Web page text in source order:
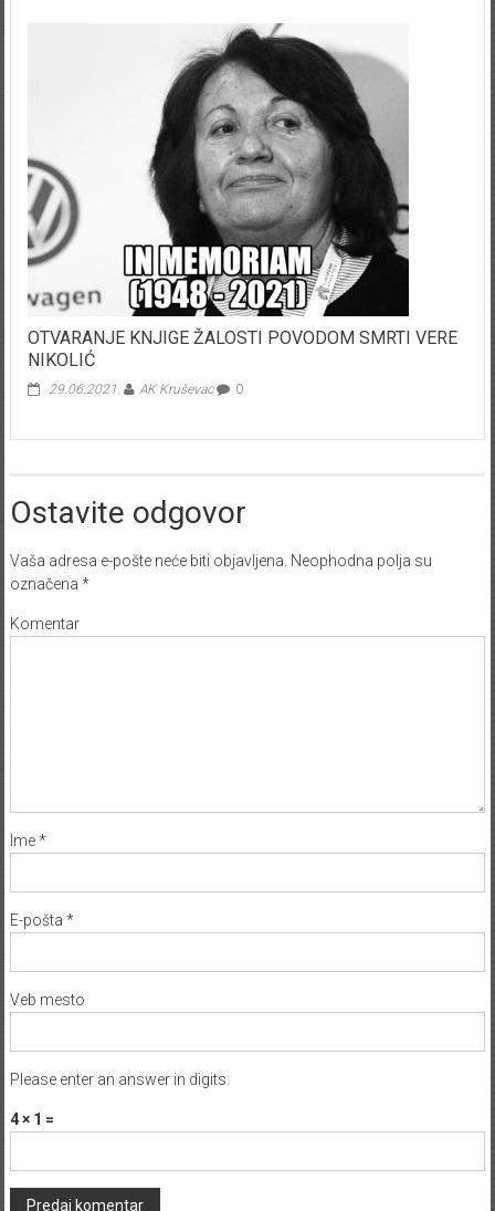
OTVARANJE KNJIGE ŽALOSTI POVODOM SMRTI VERE
NIKOLIĆ
29.06.2021. AK Kruševac 0
Ostavite odgovor
Vaša adresa e-pošte neće biti objavljena. Neophodna polja su
označena *
Komentar
Ime*
E-pošta *
Veb mesto
Please enter an answer in digits:
4 × 1 =